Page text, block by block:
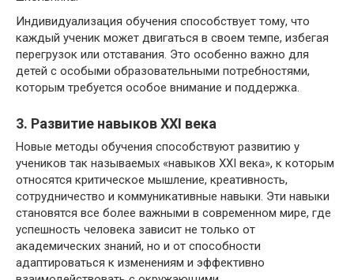
Индивидуализация обучения способствует тому, что
каждый ученик может двигаться в своем темпе, избегая
перегрузок или отставания. Это особенно важно для
детей с особыми образовательными потребностями,
которым требуется особое внимание и поддержка.
3. Развитие навыков XXI века
Новые методы обучения способствуют развитию у
учеников так называемых «навыков XXI века», к которым
относятся критическое мышление, креативность,
сотрудничество и коммуникативные навыки. Эти навыки
становятся все более важными в современном мире, где
успешность человека зависит не только от
академических знаний, но и от способности
адаптироваться к изменениям и эффективно